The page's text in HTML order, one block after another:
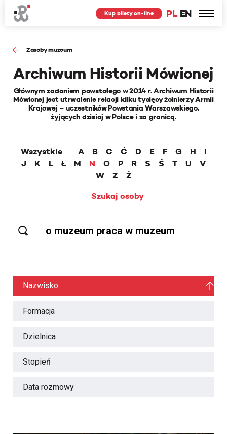
PL EN
Kup bilety on-line
Zasoby muzeum
Archiwum Historii Mówionej
Głównym zadaniem powstałego w 2014 r. Archiwum Historii
Mówionej jest utrwalenie relacji kilku tysięcy żołnierzy Armii
Krajowej – uczestników Powstania Warszawskiego,
żyjących dzisiaj w Polsce i za granicą.
Wszystkie A B C Ć D E F G H
I
J
K L Ł M N O P R S Ś T U
V
W
Z
Ż
Szukaj osoby
Nazwisko
Formacja
Dzielnica
Stopień
Data rozmowy